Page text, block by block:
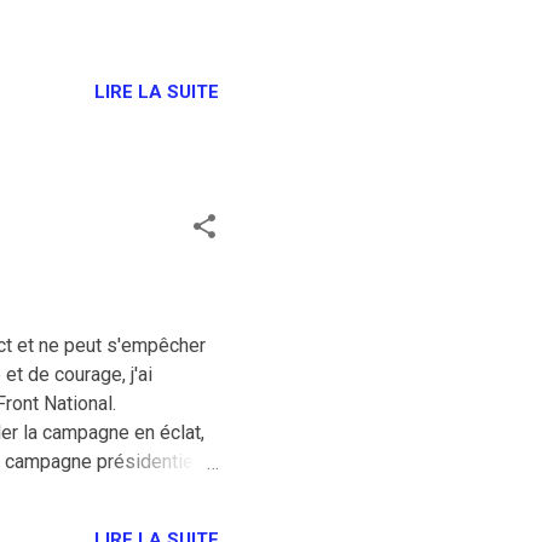
LIRE LA SUITE
et ne peut s'empêcher
de courage, j'ai
National.
la campagne en éclat,
présidentielle